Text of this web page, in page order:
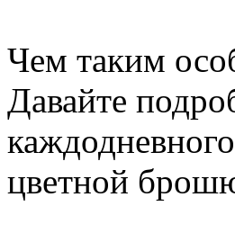
Чем таким
Давайте
цветной